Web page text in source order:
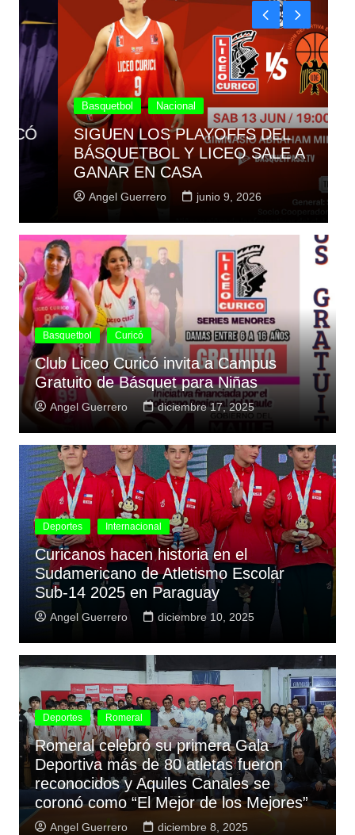
Basquetbol Nacional
SIGUEN LOS PLAYOFFS DEL
BÁSQUETBOL Y LICEO SALE A
GANAR EN CASA
Angel Guerrero junio 9, 2026
Basquetbol Curicó
Club Liceo Curicó invita a Campus
Gratuito de Básquet para Niñas
Angel Guerrero diciembre 17, 2025
Deportes Internacional
Curicanos hacen historia en el
Sudamericano de Atletismo Escolar
Sub-14 2025 en Paraguay
Angel Guerrero diciembre 10, 2025
Deportes Romeral
Romeral celebró su primera Gala
Deportiva más de 80 atletas fueron
reconocidos y Aquiles Canales se
coronó como “El Mejor de los Mejores”
Angel Guerrero diciembre 8, 2025